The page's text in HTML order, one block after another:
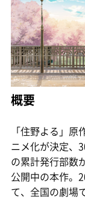
概要
「住野よる」
ニメ化が決定、
の累計発行部数
公開中の本作。
て、全国の劇場